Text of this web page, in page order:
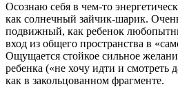
Осознаю себя в чем-то
как солнечный зайчик-шарик.
подвижный, как ребенок
вход из общего пространства в
Ощущается стойкое сильное
ребенка («не хочу идти и смотреть
как в закольцованном фрагменте.